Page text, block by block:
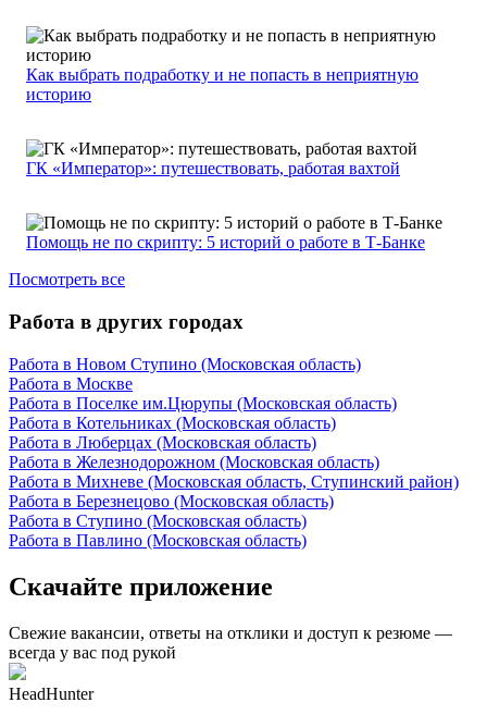
Как выбрать подработку и не попасть в неприятную
историю
ГК «Император»: путешествовать, работая вахтой
Помощь не по скрипту: 5 историй о работе в Т-Банке
Посмотреть все
Работа в других городах
Работа в Новом Ступино (Московская область)
Работа в Москве
Работа в Поселке им.Цюрупы (Московская область)
Работа в Котельниках (Московская область)
Работа в Люберцах (Московская область)
Работа в Железнодорожном (Московская область)
Работа в Михневе (Московская область, Ступинский район)
Работа в Березнецово (Московская область)
Работа в Ступино (Московская область)
Работа в Павлино (Московская область)
Скачайте приложение
Свежие вакансии, ответы на отклики и доступ к резюме —
всегда у вас под рукой
HeadHunter